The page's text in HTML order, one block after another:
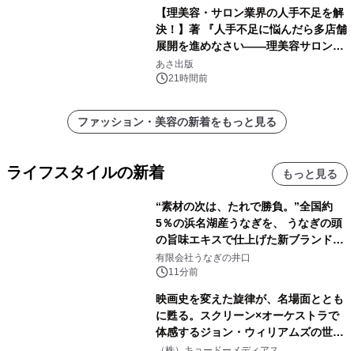
【理美容・サロン業界の人手不足を解
決！】著 『人手不足に悩んだら多店舗
展開を進めなさい――理美容サロン
「多店舗展開」の教科書』2026年8月
24日（月）発売
あさ出版
21時間前
ファッション・美容の新着をもっと見る
ライフスタイルの新着 もっと見る
“素材の次は、たれで勝負。”全国約
5％の浜名湖産うなぎを、 うなぎの頭
の旨味エキスで仕上げた新ブランド
「井口の誉」誕生
有限会社うなぎの井口
11分前
映画史を変えた旋律が、名場面ととも
に甦る。スクリーン×オーケストラで
体感するジョン・ウィリアムズの世